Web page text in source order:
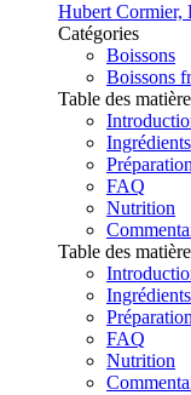
Hubert Cormier,
Catégories
Boissons
Boissons
Table des
Ingrédients
Préparation
FAQ
Nutrition
Table des
Ingrédients
Préparation
FAQ
Nutrition